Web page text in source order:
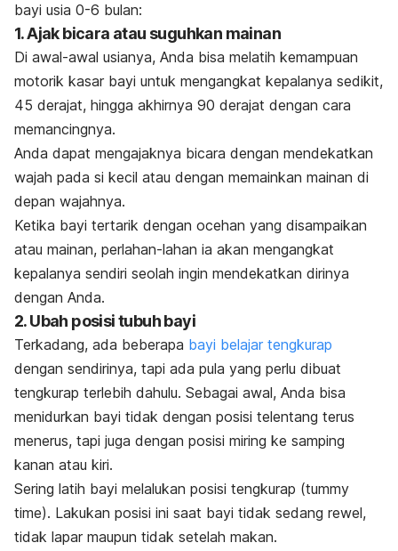
bayi usia 0-6 bulan:
1. Ajak bicara atau suguhkan mainan
Di awal-awal usianya, Anda bisa melatih kemampuan
motorik kasar bayi untuk mengangkat kepalanya sedikit,
45 derajat, hingga akhirnya 90 derajat dengan cara
memancingnya.
Anda dapat mengajaknya bicara dengan mendekatkan
wajah pada si kecil atau dengan memainkan mainan di
depan wajahnya.
Ketika bayi tertarik dengan ocehan yang disampaikan
atau mainan, perlahan-lahan ia akan mengangkat
kepalanya sendiri seolah ingin mendekatkan dirinya
dengan Anda.
2. Ubah posisi tubuh bayi
Terkadang, ada beberapa bayi belajar tengkurap
dengan sendirinya, tapi ada pula yang perlu dibuat
tengkurap terlebih dahulu. Sebagai awal, Anda bisa
menidurkan bayi tidak dengan posisi telentang terus
menerus, tapi juga dengan posisi miring ke samping
kanan atau kiri.
Sering latih bayi melalukan posisi tengkurap (tummy
time). Lakukan posisi ini saat bayi tidak sedang rewel,
tidak lapar maupun tidak setelah makan.